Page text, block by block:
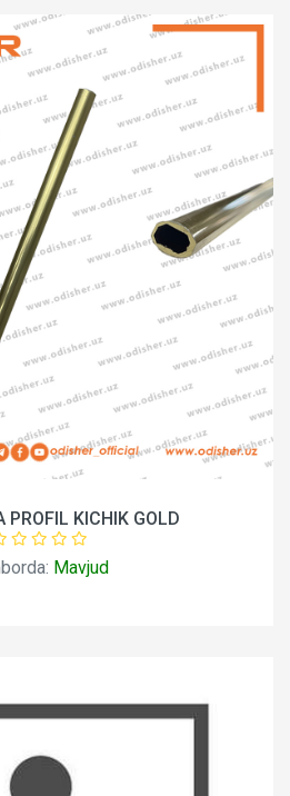
PROFIL KICHIK GOLD
Mavjud